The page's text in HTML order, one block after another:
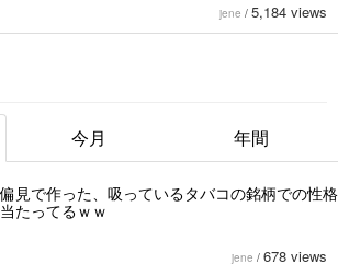
jene / 5,184 views
今月 年間
見で作った、吸っているタバコの銘柄での性格
たってるｗｗ
jene / 678 views